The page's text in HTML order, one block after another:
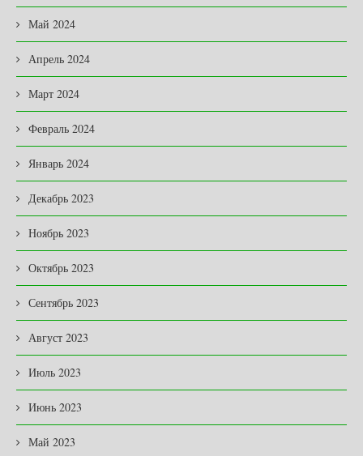
Май 2024
Апрель 2024
Март 2024
Февраль 2024
Январь 2024
Декабрь 2023
Ноябрь 2023
Октябрь 2023
Сентябрь 2023
Август 2023
Июль 2023
Июнь 2023
Май 2023